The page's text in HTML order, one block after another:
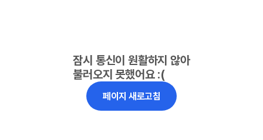
잠시 통신이 원활하지 않아
불러오지 못했어요 :(
페이지 새로고침